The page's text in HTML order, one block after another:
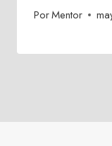
PorMentor